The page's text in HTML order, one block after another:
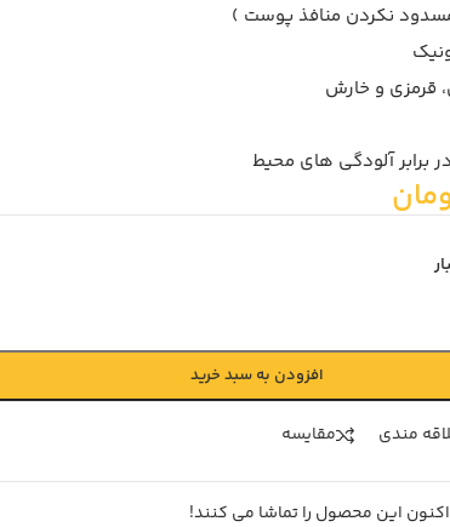
نکردن منافذ پوست )
قرمزی و خارش
برابر آلودگی های محیط
افزودن به سبد خرید
مندی مقايسه
این محصول را تماشا می کنند!